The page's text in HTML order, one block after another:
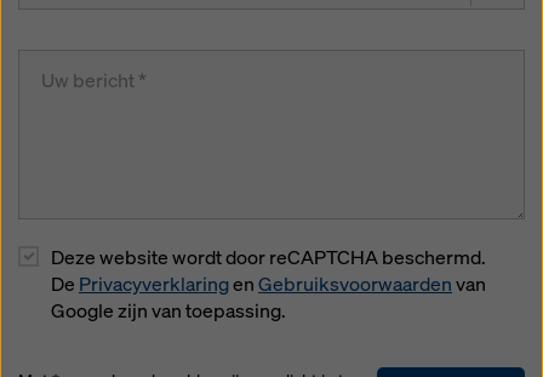
Deze website wordt door reCAPTCHA beschermd.
De PrivacyverklaringenGebruiksvoorwaardenvan
Google zijn van toepassing.